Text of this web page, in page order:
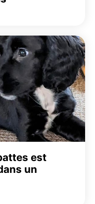
est
un